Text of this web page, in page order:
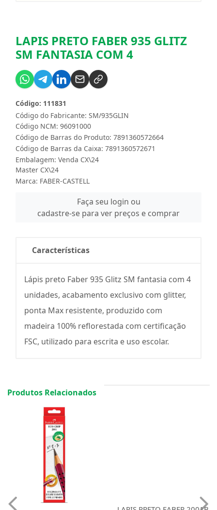
LAPIS PRETO FABER 935 GLITZ
SM FANTASIA COM 4
Código do Fabricante: SM/935GLIN
Código: 111831
Código NCM: 96091000
Código de Barras do Produto: 7891360572664
Código de Barras da Caixa: 7891360572671
Embalagem: Venda CX\24
Master CX\24
Marca: FABER-CASTELL
Faça seu login ou
cadastre-se para ver preços e comprar
Características
Lápis preto Faber 935 Glitz SM fantasia com 4
unidades, acabamento exclusivo com glitter,
ponta Max resistente, produzido com
madeira 100% reflorestada com certificação
FSC, utilizado para escrita e uso escolar.
Produtos Relacionados